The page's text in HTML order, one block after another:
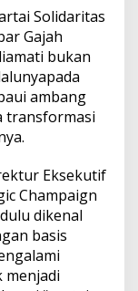
Solidaritas
Gajah
bukan
ambang
transformasi
Eksekutif
Champaign
dikenal
basis
menjadi